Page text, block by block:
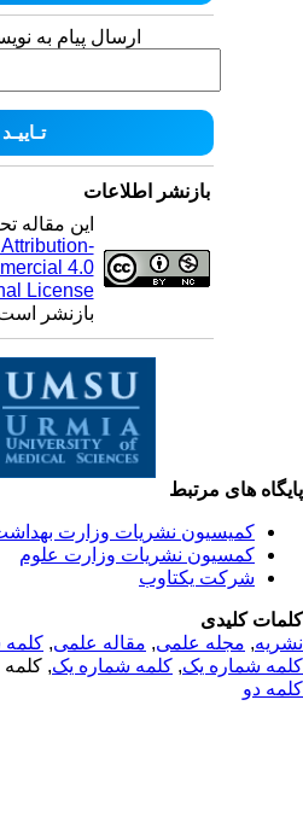
ارسال پیام به
بازنشر اطلاعات
این مقاله
Attribution-
4.0
License
بازنشر است.
های مرتبط
کمیسیون نشریات وزارت بهداشت
کمسیون نشریات وزارت علوم
شرکت یکتاوب
کلیدی
,مجله علمی, مقاله علمی, کلمه
شماره یک,کلمه شماره یک, کلمه
دو